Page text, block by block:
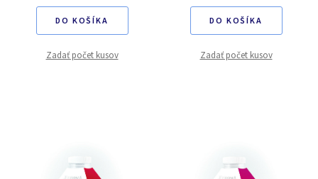
DO KOŠÍKA
Zadať počet kusov
DO KOŠÍKA
Zadať počet kusov